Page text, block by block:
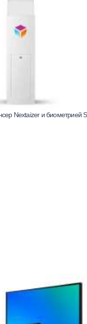
Nextaizer и биометрией